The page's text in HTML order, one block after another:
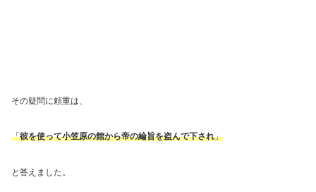
その疑問に頼重は、
「彼を使って小笠原の館から帝の綸旨を盗んで下され」
と答えました。